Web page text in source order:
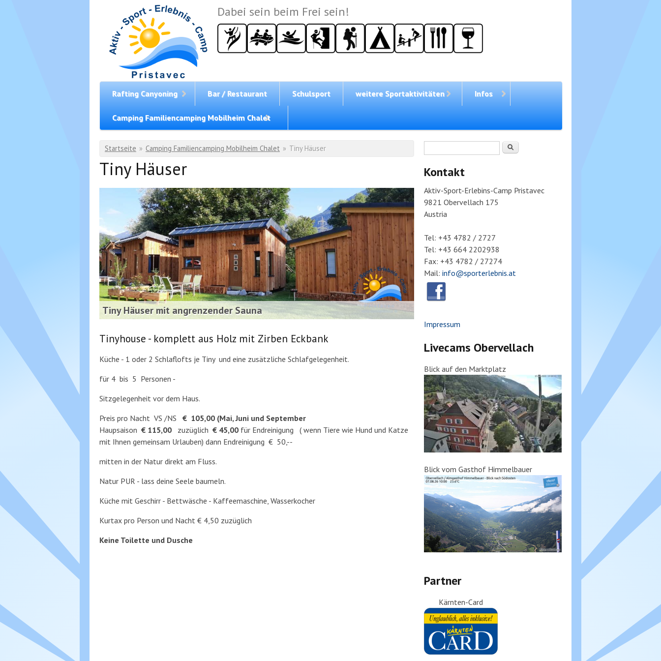
Dabei sein beim Frei sein!
Rafting Canyoning Bar / Restaurant Schulsport weitere Sportaktivitäten Infos
Camping Familiencamping Mobilheim Chalet
Sie sind hier
Startseite » Camping Familiencamping Mobilheim Chalet » Tiny Häuser
Tiny Häuser
Tiny Häuser mit angrenzender Sauna
Tinyhouse - komplett aus Holz mit Zirben Eckbank
Küche - 1 oder 2 Schlaflofts je Tiny und eine zusätzliche Schlafgelegenheit.
für 4 bis 5 Personen -
Sitzgelegenheit vor dem Haus.
Preis pro Nacht VS /NS € 105,00 (Mai, Juni und September
Haupsaison € 115,00 zuzüglich € 45,00 für Endreinigung ( wenn Tiere wie Hund und Katze
mit Ihnen gemeinsam Urlauben) dann Endreinigung € 50,--
mitten in der Natur direkt am Fluss.
Natur PUR - lass deine Seele baumeln.
Küche mit Geschirr - Bettwäsche - Kaffeemaschine, Wasserkocher
Kurtax pro Person und Nacht € 4,50 zuzüglich
Keine Toilette und Dusche
Suche
Kontakt
Aktiv-Sport-Erlebins-Camp Pristavec
9821 Obervellach 175
Austria
Tel: +43 4782 / 2727
Tel: +43 664 2202938
Fax: +43 4782 / 27274
Mail: info@sporterlebnis.at
Impressum
Livecams Obervellach
Blick auf den Marktplatz
Blick vom Gasthof Himmelbauer
Partner
Kärnten-Card